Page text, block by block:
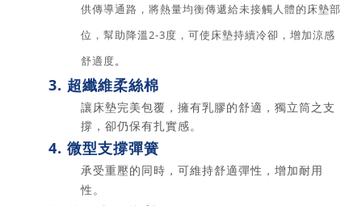
供傳導通路 ，將熱量均衡傳遞給未接觸人體的床墊部
位 ，幫助降溫2-3度 ，可使床墊持續冷卻 ，增加涼感
舒適度。
3. 超纖維柔絲棉
讓床墊完美包覆，擁有乳膠的舒適，獨立筒之支
撐，卻仍保有扎實感。
4. 微型支撐彈簧
承受重壓的同時 ，可維持舒適彈性，增加耐用
性。